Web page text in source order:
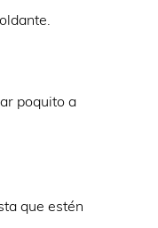
poquito a
que estén